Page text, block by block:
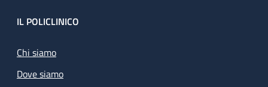
Footer
IL POLICLINICO
Chi siamo
Dove siamo